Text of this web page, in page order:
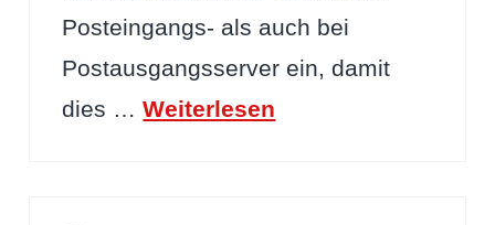
Posteingangs- als auch bei
Postausgangsserver ein, damit
dies …Weiterlesen